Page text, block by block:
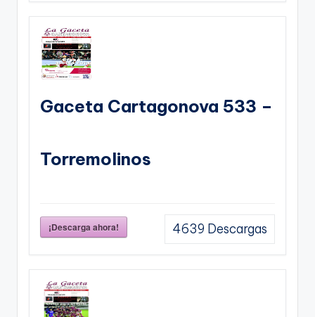
Gaceta Cartagonova 533 –
Torremolinos
¡Descarga ahora! 4639 Descargas